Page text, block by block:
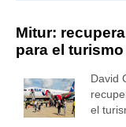
Mitur:
para el
David
el